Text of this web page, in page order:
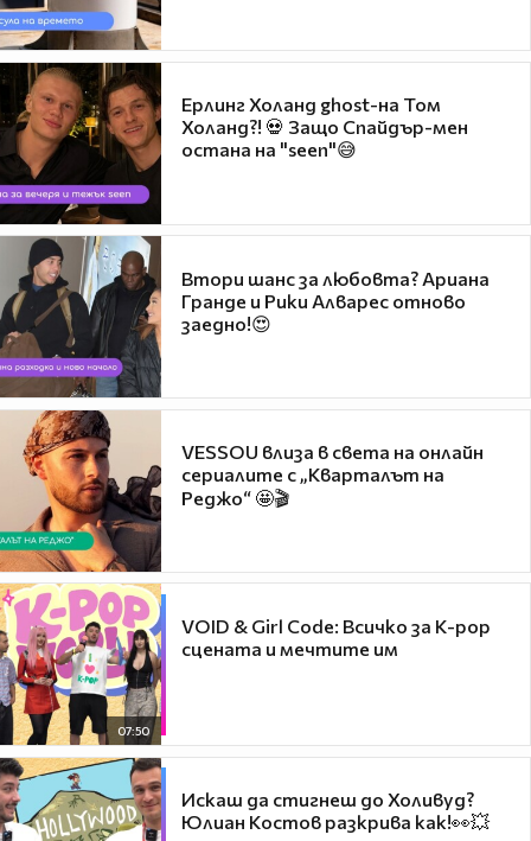
Ерлинг Холанд ghost-на Том
Холанд?! 💀 Защо Спайдър-мен
остана на "seen"😅
Втори шанс за любовта? Ариана
Гранде и Рики Алварес отново
заедно!😍
VESSOU влиза в света на онлайн
сериалите с „Кварталът на
Реджо“ 🤩🎬
07:50
VOID & Girl Code: Всичко за K-pop
сцената и мечтите им
Искаш да стигнеш до Холивуд?
Юлиан Костов разкрива как!👀💥